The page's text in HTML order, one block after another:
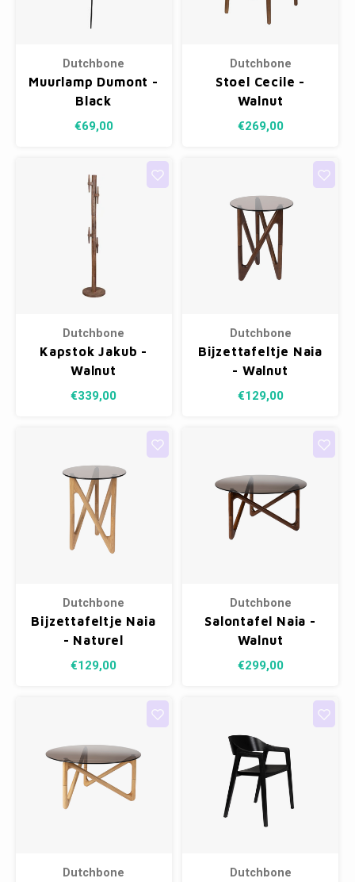
Dutchbone
Muurlamp Dumont -
Black
€69,00
Dutchbone
Stoel Cecile -
Walnut
€269,00
Dutchbone
Kapstok Jakub -
Walnut
€339,00
Dutchbone
Bijzettafeltje Naia
- Walnut
€129,00
Dutchbone
Bijzettafeltje Naia
- Naturel
€129,00
Dutchbone
Salontafel Naia -
Walnut
€299,00
Dutchbone Dutchbone